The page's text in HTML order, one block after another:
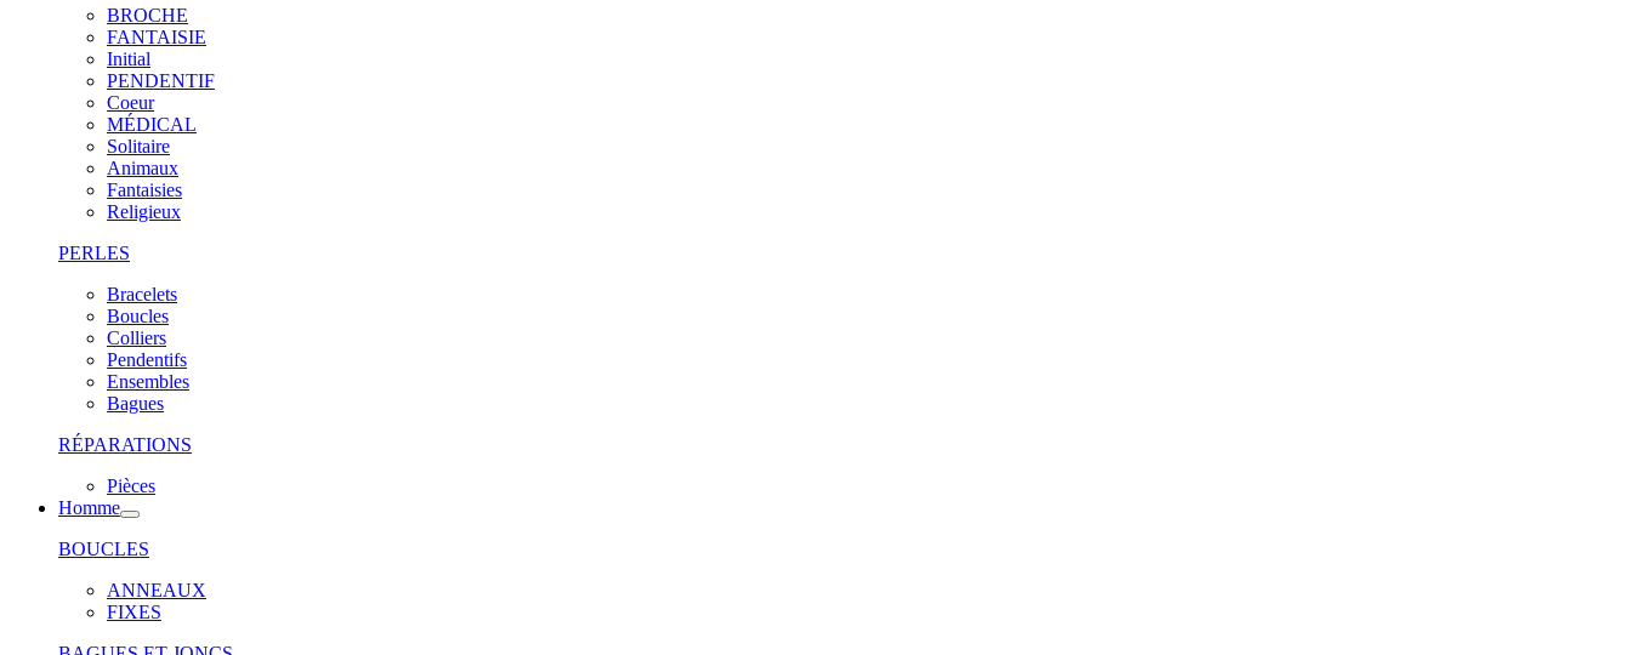
BROCHE
FANTAISIE
Initial
PENDENTIF
Coeur
MÉDICAL
Solitaire
Animaux
Fantaisies
Religieux
PERLES
Bracelets
Boucles
Colliers
Pendentifs
Ensembles
Bagues
RÉPARATIONS
Pièces
Homme
BOUCLES
ANNEAUX
FIXES